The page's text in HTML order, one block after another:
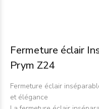
Fermeture éclair
Prym Z24
Fermeture éclair
et élégance